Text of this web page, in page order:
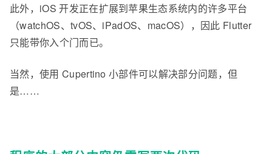
此外，iOS 开发正在扩展到苹果生态系统内的许多平台
（watchOS、tvOS、iPadOS、macOS），因此 Flutter
只能带你入个门而已。
当然，使用 Cupertino 小部件可以解决部分问题，但
是……